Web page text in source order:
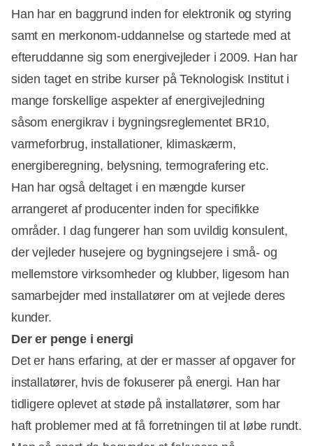
Han har en baggrund inden for elektronik og styring
samt en merkonom-uddannelse og startede med at
efteruddanne sig som energivejleder i 2009. Han har
siden taget en stribe kurser på Teknologisk Institut i
mange forskellige aspekter af energivejledning
såsom energikrav i bygningsreglementet BR10,
varmeforbrug, installationer, klimaskærm,
energiberegning, belysning, termografering etc.
Han har også deltaget i en mængde kurser
arrangeret af producenter inden for specifikke
områder. I dag fungerer han som uvildig konsulent,
der vejleder husejere og bygningsejere i små- og
mellemstore virksomheder og klubber, ligesom han
samarbejder med installatører om at vejlede deres
kunder.
Der er penge i energi
Det er hans erfaring, at der er masser af opgaver for
installatører, hvis de fokuserer på energi. Han har
tidligere oplevet at støde på installatører, som har
haft problemer med at få forretningen til at løbe rundt.